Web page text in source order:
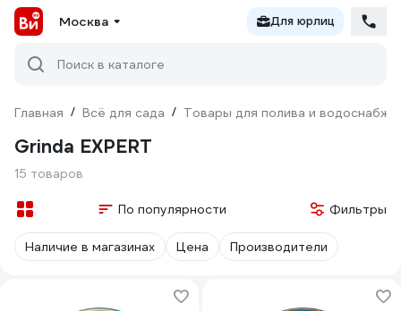
Москва Для юрлиц
Поиск в каталоге
Главная / Всё для сада / Товары для полива и
Grinda EXPERT
15 товаров
По популярности Фильтры
Наличие в магазинах Цена Производители